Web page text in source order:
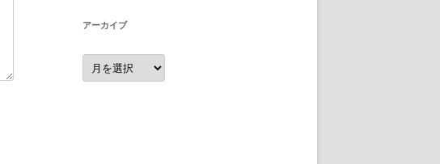
アーカイブ
ア
ー
カ